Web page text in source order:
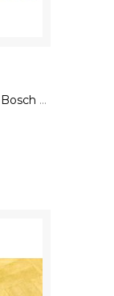
Anlasser Starter Alfa Romeo 147 Bosch 0001108202 12v A152